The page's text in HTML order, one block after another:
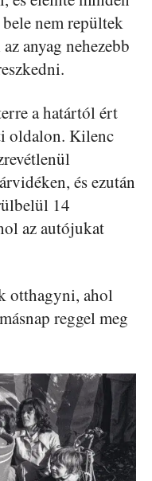
nem repültek
anyag nehezebb
a határtól ért
oldalon. Kilenc
és ezután
14
az autójukat
otthagyni, ahol
reggel meg